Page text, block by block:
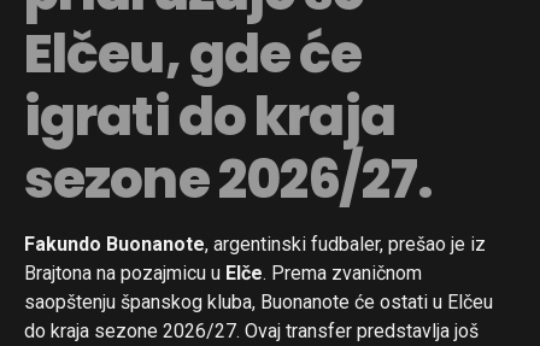
Elčeu, gde će
igrati do kraja
sezone 2026/27.
Fakundo Buonanote, argentinski fudbaler, prešao je iz
Brajtona na pozajmicu u Elče. Prema zvaničnom
saopštenju španskog kluba, Buonanote će ostati u Elčeu
do kraja sezone 2026/27. Ovaj transfer predstavlja još